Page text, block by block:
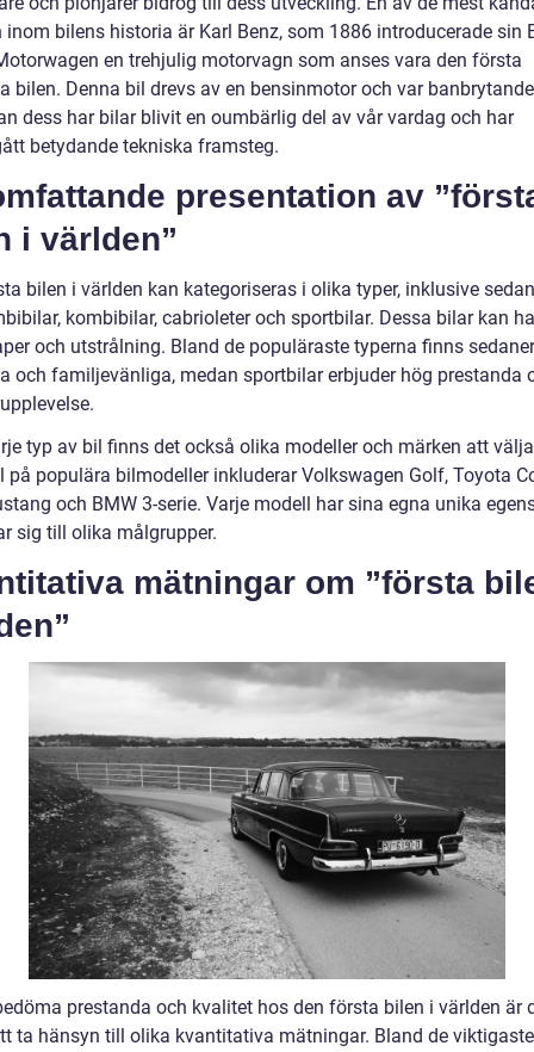
inom bilens historia är Karl Benz, som 1886 introducerade sin
en trehjulig motorvagn som anses vara den första
bilen. Denna bil drevs av en bensinmotor och var
dess har bilar blivit en oumbärlig del av vår vardag och har
betydande tekniska framsteg.
presentation av
i världen”
bilen i världen kan kategoriseras i olika typer, inklusive
kombibilar, cabrioleter och sportbilar. Dessa bilar kan
och utstrålning. Bland de populäraste typerna finns
och familjevänliga, medan sportbilar erbjuder hög prestanda
typ av bil finns det också olika modeller och märken att
på populära bilmodeller inkluderar Volkswagen Golf, Toyota
och BMW 3-serie. Varje modell har sina egna unika
sig till olika målgrupper.
mätningar om ”första
prestanda och kvalitet hos den första bilen i världen är
ta hänsyn till olika kvantitativa mätningar. Bland de viktigaste